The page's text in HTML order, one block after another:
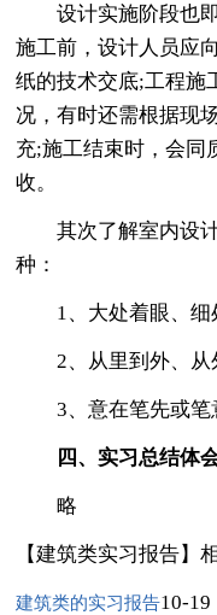
设计实施阶段也即
施工前，设计人员应
纸的技术交底;工程施
况，有时还需根据现
充;施工结束时，会同
收。
其次了解室内设计
种：
1、大处着眼、细
2、从里到外、从
3、意在笔先或笔
四、实习总结体
略
【建筑类实习报告】
建筑类的实习报告10-19